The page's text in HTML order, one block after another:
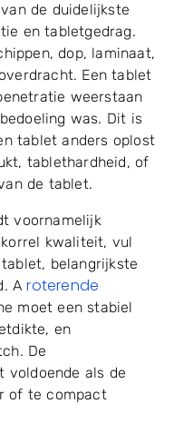
de duidelijkste
en tabletgedrag.
dop, laminaat,
Een tablet
weerstaan
was. Dit is
​​tablet anders oplost
tablethardheid, of
de tablet.
voornamelijk
kwaliteit, vul
belangrijkste
Aroterende
moet een stabiel
en
De
voldoende als de
of te compact